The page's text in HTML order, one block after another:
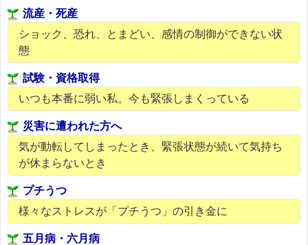
流産・死産
ショック、恐れ、とまどい、感情の制御ができない状
態
試験・資格取得
いつも本番に弱い私。今も緊張しまくっている
災害に遭われた方へ
気が動転してしまったとき、緊張状態が続いて気持ち
が休まらないとき
プチうつ
様々なストレスが「プチうつ」の引き金に
五月病・六月病